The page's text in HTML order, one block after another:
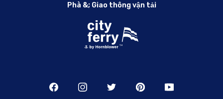
Phà &; Giao thông vận tải